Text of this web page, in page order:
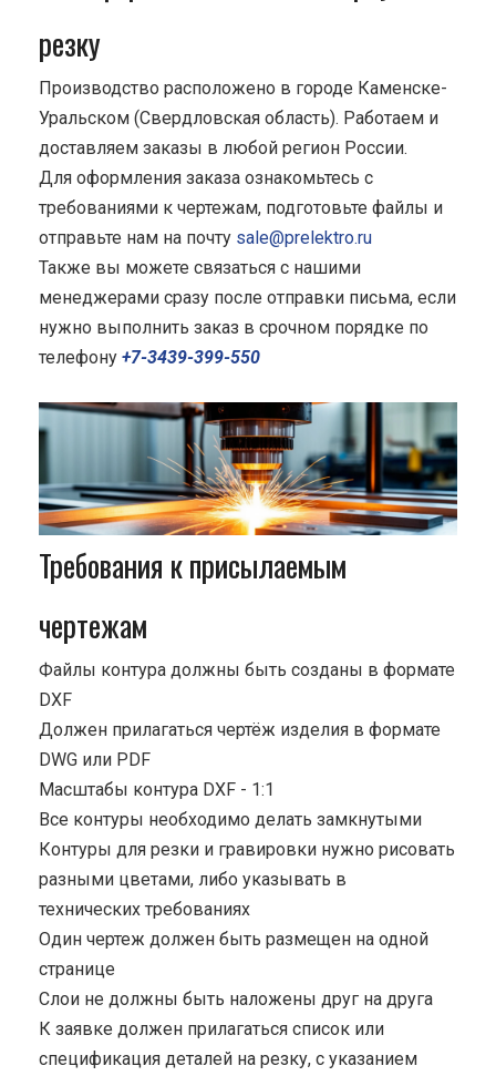
резку
Производство расположено в городе Каменске-
Уральском (Свердловская область). Работаем и
доставляем заказы в любой регион России.
Для оформления заказа ознакомьтесь с
требованиями к чертежам, подготовьте файлы и
отправьте нам на почту sale@prelektro.ru
Также вы можете связаться с нашими
менеджерами сразу после отправки письма, если
нужно выполнить заказ в срочном порядке по
телефону +7-3439-399-550
Требования к присылаемым
чертежам
Файлы контура должны быть созданы в формате
DXF
Должен прилагаться чертёж изделия в формате
DWG или PDF
Масштабы контура DXF - 1:1
Все контуры необходимо делать замкнутыми
Контуры для резки и гравировки нужно рисовать
разными цветами, либо указывать в
технических требованиях
Один чертеж должен быть размещен на одной
странице
Cлои не должны быть наложены друг на друга
К заявке должен прилагаться список или
спецификация деталей на резку, с указанием